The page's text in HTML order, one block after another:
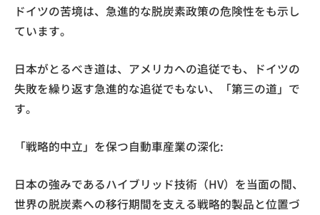
ドイツの苦境は、急進的な脱炭素政策の危険性をも示し
ています。
日本がとるべき道は、アメリカへの追従でも、ドイツの
失敗を繰り返す急進的な追従でもない、「第三の道」で
す。
「戦略的中立」を保つ自動車産業の深化:
日本の強みであるハイブリッド技術（HV）を当面の間、
世界の脱炭素への移行期間を支える戦略的製品と位置づ